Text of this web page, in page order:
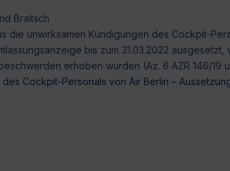
Braitsch
die unwirksamen Kündigungen des Cockpit-
bis zum 31.03.2022
erhoben wurden (Az. 6 AZR 146/19
des Cockpit-Personals von Air Berlin –